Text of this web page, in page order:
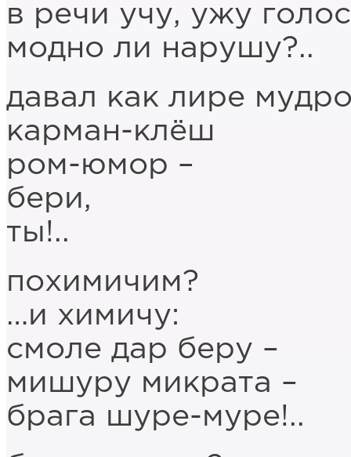
в речи учу, ужу
модно ли нарушу?..
давал как лире
карман-клёш
ром-юмор –
бери,
ты!..
похимичим?
…и химичу:
смоле дар беру –
мишуру микрата –
брага шуре-муре!..